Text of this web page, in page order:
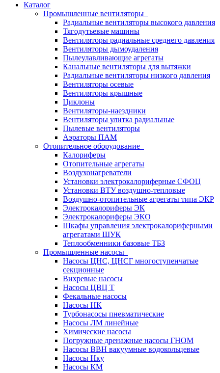
Каталог
Промышленные вентиляторы
Радиальные вентиляторы высокого давления
Тягодутьевые машины
Вентиляторы радиальные среднего давления
Вентиляторы дымоудаления
Пылеулавливающие агрегаты
Канальные вентиляторы для вытяжки
Радиальные вентиляторы низкого давления
Вентиляторы осевые
Вентиляторы крышные
Циклоны
Вентиляторы-наездники
Вентиляторы улитка радиальные
Пылевые вентиляторы
Аэраторы ПАМ
Отопительное оборудование
Калориферы
Отопительные агрегаты
Воздухонагреватели
Установки электрокалориферные СФОЦ
Установки ВТУ воздушно-тепловые
Воздушно-отопительные агрегаты типа ЭКР
Электрокалориферы ЭК
Электрокалориферы ЭКО
Шкафы управления электрокалориферными
агрегатами ШУК
Теплообменники базовые ТБЗ
Промышленные насосы
Насосы ЦНС, ЦНСГ многоступенчатые
секционные
Вихревые насосы
Насосы ЦВЦ Т
Фекальные насосы
Насосы НК
Турбонасосы пневматические
Насосы ЛМ линейные
Химические насосы
Погружные дренажные насосы ГНОМ
Насосы ВВН вакуумные водокольцевые
Насосы Нку
Насосы КМ